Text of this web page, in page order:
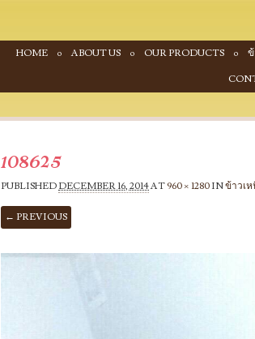
SKIP TO CONTENT
HOME ABOUT US OUR PRODUCTS ข้
108625
PUBLISHED DECEMBER 16, 2014AT 960 × 1280 INข้าวเห
← PREVIOUS